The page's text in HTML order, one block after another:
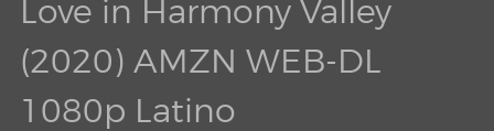
Love in Harmony Valley
(2020) AMZN WEB-DL
1080p Latino